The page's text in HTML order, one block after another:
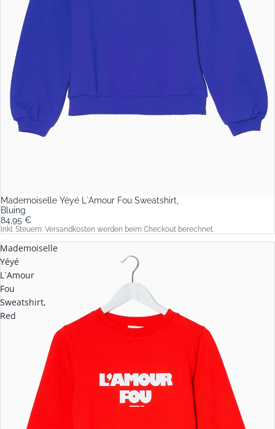
Mademoiselle Yéyé L`Amour Fou Sweatshirt,
Bluing
84,95 €
Inkl. Steuern. Versandkosten werden beim Checkout berechnet.
Mademoiselle
Yéyé
L`Amour
Fou
Sweatshirt,
Red